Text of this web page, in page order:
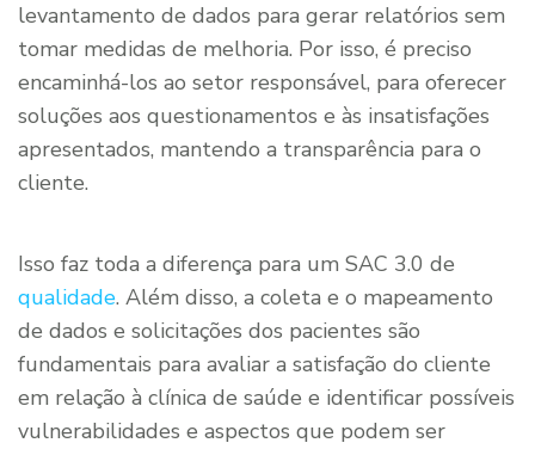
levantamento de dados para gerar relatórios sem
tomar medidas de melhoria. Por isso, é preciso
encaminhá-los ao setor responsável, para oferecer
soluções aos questionamentos e às insatisfações
apresentados, mantendo a transparência para o
cliente.
Isso faz toda a diferença para um SAC 3.0 de
qualidade. Além disso, a coleta e o mapeamento
de dados e solicitações dos pacientes são
fundamentais para avaliar a satisfação do cliente
em relação à clínica de saúde e identificar possíveis
vulnerabilidades e aspectos que podem ser